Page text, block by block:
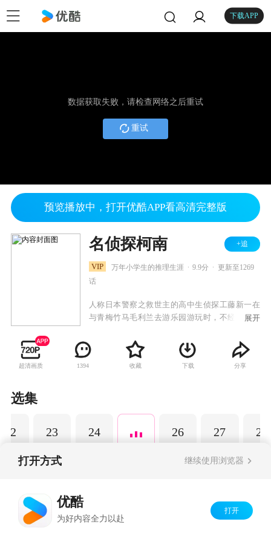
下载APP
数据获取失败，请检查网络之后重试
重试
预览播放中，打开优酷APP看高清完整版
名侦探柯南 +追
VIP 万年小学生的推理生涯 9.9分
更新至1269
话
人称日本警察之救世主的高中生侦探工藤新一在
与青梅竹马毛利兰去游乐园游玩时，不经意中发
踪，并目睹了黑衣人正在进行可疑交易。不料，
却被另一名黑衣人在背后击晕，被强行灌下一种
名为APTX-4869的毒药，致使身体变小。为了在
为“江户川柯南”，并寄住在毛利兰的家中。作为
侦探，柯南实在看不下去毛利小五郎经常做的一
些“发育不良”的错误推理，便帮助毛利小五郎破
展开
超清画质 1394 收藏 下载 分享
选集
22 23 24 26 27 28
打开方式 继续使用浏览器
优酷
为好内容全力以赴
打开